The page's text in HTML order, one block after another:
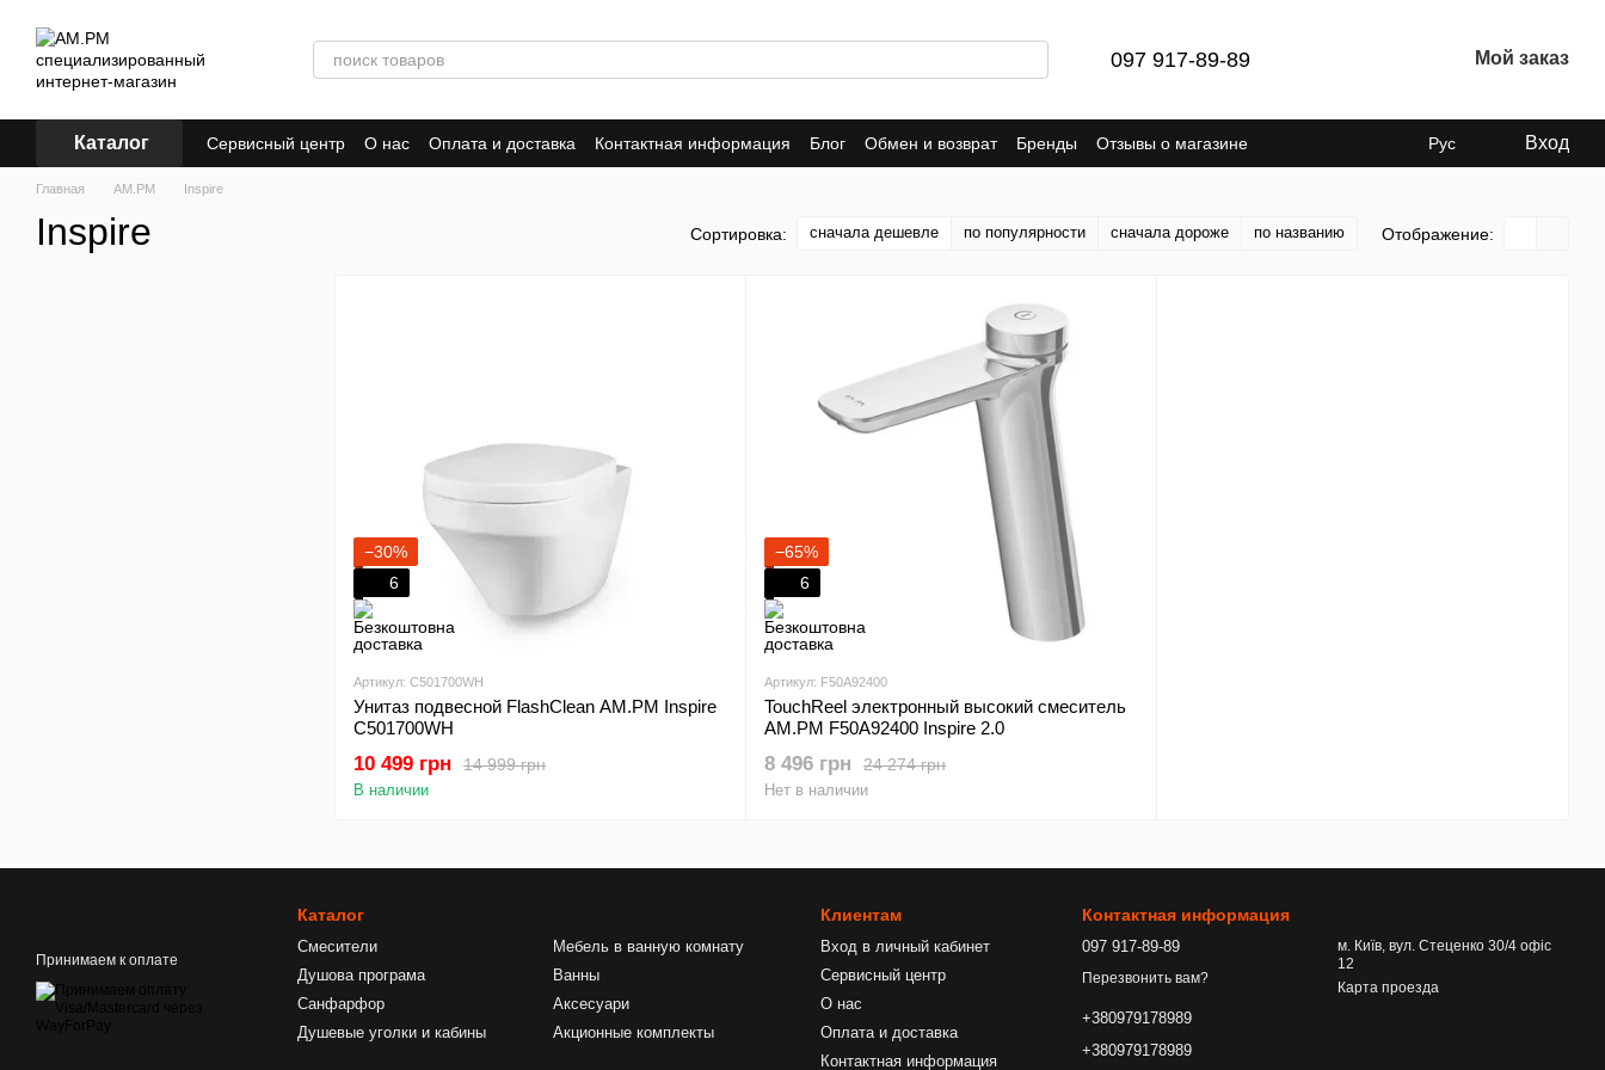
097 917-89-89 Мой заказ
Каталог Сервисный центр О нас Оплата и доставка Контактная информация Блог Обмен и возврат Бренды
Отзывы о магазине
ПУБЛИЧЕСКИЙ ДОГОВОР (ОФЕРТА)
Гарантия AM.PM Damixa
Рус Вход
Главная AM.PM Inspire
Inspire Сортировка: сначала дешевле по популярности сначала дороже по названию Отображение:
−30%
6
Артикул: C501700WH
Унитаз подвесной FlashClean AM.PM Inspire
C501700WH
14 999 грн
10 499 грн
В наличии
−65%
6
Артикул: F50A92400
TouchReel электронный высокий смеситель
AM.PM F50A92400 Inspire 2.0
24 274 грн
8 496 грн
Нет в наличии
Принимаем к оплате
Каталог
Смесители
Душова програма
Санфарфор
Душевые уголки и кабины
Мебель в ванную комнату
Ванны
Аксесуари
Акционные комплекты
Клиентам
Вход в личный кабинет
Сервисный центр
О нас
Оплата и доставка
Контактная информация
Контактная информация
097 917-89-89
Перезвонить вам?
+380979178989
+380979178989
м. Київ, вул. Стеценко 30/4 офіс
12
Карта проезда